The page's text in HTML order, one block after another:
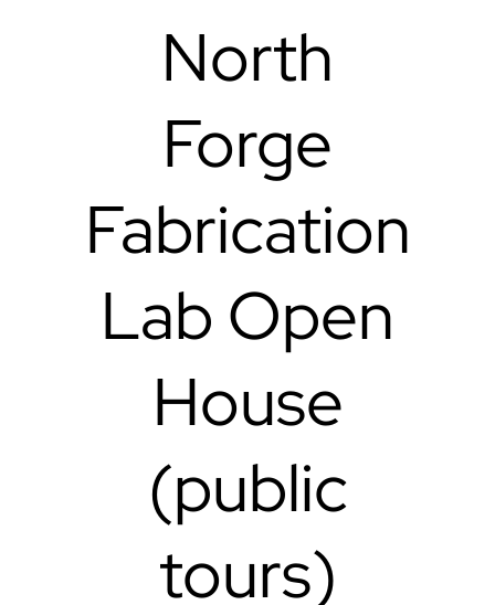
North
Forge
Fabrication
Lab Open
House
(public
tours)